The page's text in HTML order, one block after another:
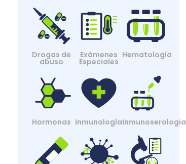
Drogas de
abuso
Exámenes
Especiales
Hematología
Hormonas InmunologíaInmunoserologia